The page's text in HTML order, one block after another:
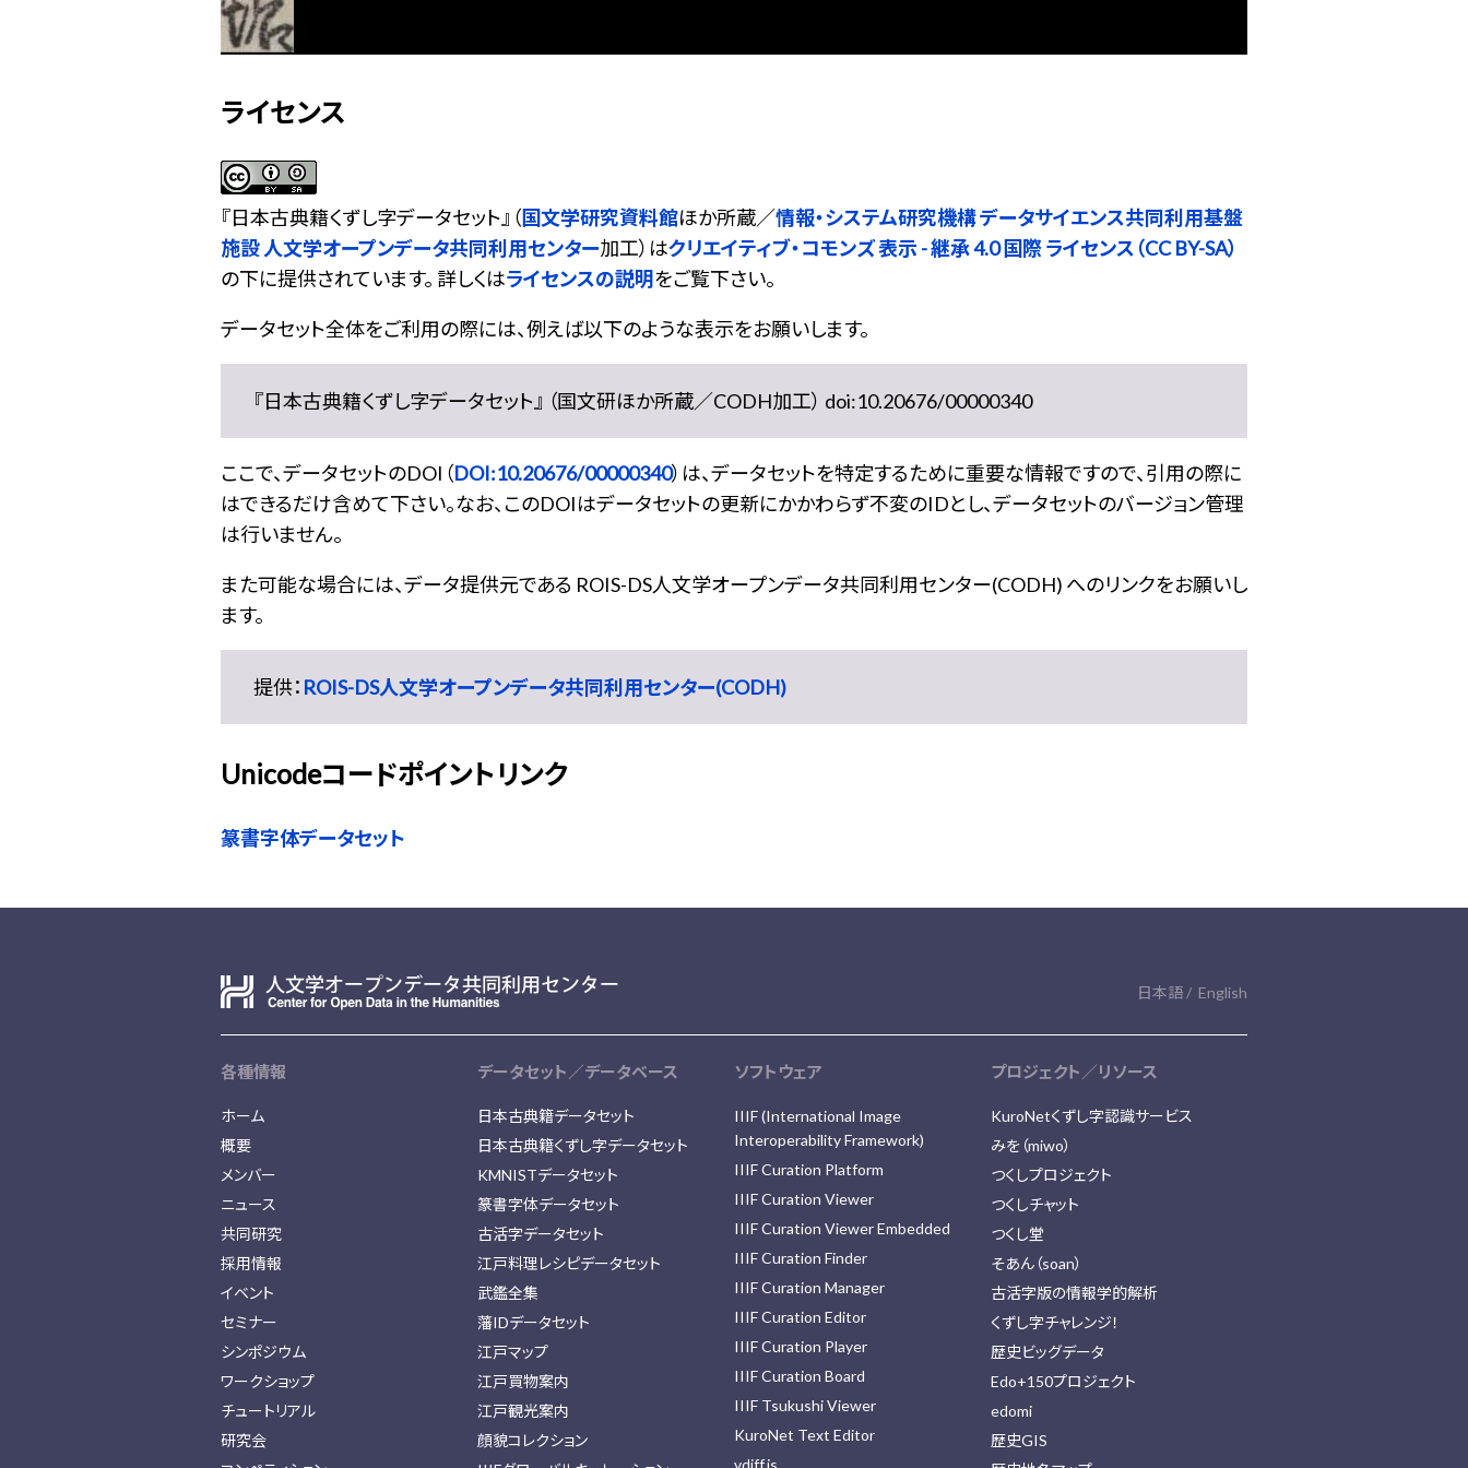
ライセンス
『日本古典籍くずし字データセット』（国文学研究資料館ほか所蔵／情報・システム研究機構 データサイエンス共同利用基盤
施設 人文学オープンデータ共同利用センター加工）はクリエイティブ・コモンズ 表示 - 継承 4.0 国際 ライセンス（CC BY-SA）
の下に提供されています。 詳しくはライセンスの説明をご覧下さい。
データセット全体をご利用の際には、例えば以下のような表示をお願いします。
『日本古典籍くずし字データセット』 （国文研ほか所蔵／CODH加工） doi:10.20676/00000340
ここで、データセットのDOI（DOI:10.20676/00000340）は、データセットを特定するために重要な情報ですので、引用の際に
はできるだけ含めて下さい。なお、このDOIはデータセットの更新にかかわらず不変のIDとし、データセットのバージョン管理
は行いません。
また可能な場合には、データ提供元である ROIS-DS人文学オープンデータ共同利用センター(CODH) へのリンクをお願いし
ます。
提供： ROIS-DS人文学オープンデータ共同利用センター(CODH)
Unicodeコードポイントリンク
篆書字体データセット
日本語 English
各種情報
ホーム
概要
メンバー
ニュース
共同研究
採用情報
イベント
セミナー
シンポジウム
ワークショップ
チュートリアル
研究会
データセット／データベース
日本古典籍データセット
日本古典籍くずし字データセット
KMNISTデータセット
篆書字体データセット
古活字データセット
江戸料理レシピデータセット
武鑑全集
藩IDデータセット
江戸マップ
江戸買物案内
江戸観光案内
顔貌コレクション
ソフトウェア
IIIF (International Image
Interoperability Framework)
IIIF Curation Platform
IIIF Curation Viewer
IIIF Curation Viewer Embedded
IIIF Curation Finder
IIIF Curation Manager
IIIF Curation Editor
IIIF Curation Player
IIIF Curation Board
IIIF Tsukushi Viewer
KuroNet Text Editor
プロジェクト／リソース
KuroNetくずし字認識サービス
みを（miwo）
つくしプロジェクト
つくしチャット
つくし堂
そあん（soan）
古活字版の情報学的解析
くずし字チャレンジ！
歴史ビッグデータ
Edo+150プロジェクト
edomi
歴史GIS